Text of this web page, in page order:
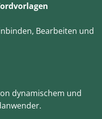
Bearbeiten und
dynamischem und